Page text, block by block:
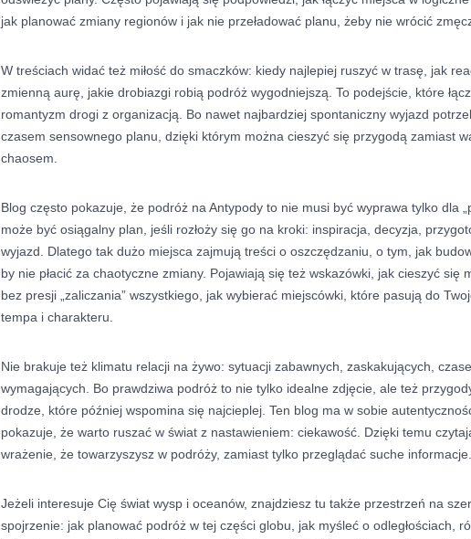
jak planować zmiany regionów i jak nie przeładować planu, żeby nie wrócić
W treściach widać też miłość do smaczków: kiedy najlepiej ruszyć w trasę, jak
zmienną aurę, jakie drobiazgi robią podróż wygodniejszą. To podejście, które
romantyzm drogi z organizacją. Bo nawet najbardziej spontaniczny wyjazd
czasem sensownego planu, dzięki którym można cieszyć się przygodą zamiast
chaosem.
Blog często pokazuje, że podróż na Antypody to nie musi być wyprawa tylko dla
może być osiągalny plan, jeśli rozłoży się go na kroki: inspiracja, decyzja,
wyjazd. Dlatego tak dużo miejsca zajmują treści o oszczędzaniu, o tym, jak
by nie płacić za chaotyczne zmiany. Pojawiają się też wskazówki, jak cieszyć się
bez presji „zaliczania” wszystkiego, jak wybierać miejscówki, które pasują do
tempa i charakteru.
Nie brakuje też klimatu relacji na żywo: sytuacji zabawnych, zaskakujących,
wymagających. Bo prawdziwa podróż to nie tylko idealne zdjęcie, ale też
drodze, które później wspomina się najcieplej. Ten blog ma w sobie
pokazuje, że warto ruszać w świat z nastawieniem: ciekawość. Dzięki temu
wrażenie, że towarzyszysz w podróży, zamiast tylko przeglądać suche informacje.
Jeżeli interesuje Cię świat wysp i oceanów, znajdziesz tu także przestrzeń na
spojrzenie: jak planować podróż w tej części globu, jak myśleć o odległościach,